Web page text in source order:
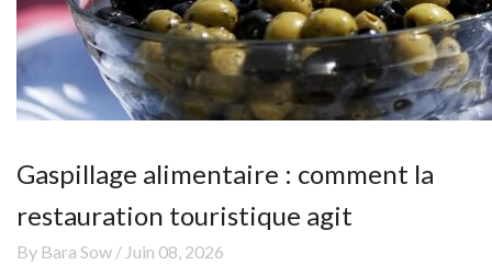
Gaspillage alimentaire : comment la
restauration touristique agit
By Bara Sow / Juin 08, 2026